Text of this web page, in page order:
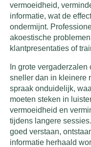
vermoeidheid,
informatie, wat de
ondermijnt.
akoestische
klantpresentaties of
In grote
sneller dan in kleinere
spraak onduidelijk,
moeten steken in
vermoeidheid en
tijdens langere
goed verstaan,
informatie herhaald